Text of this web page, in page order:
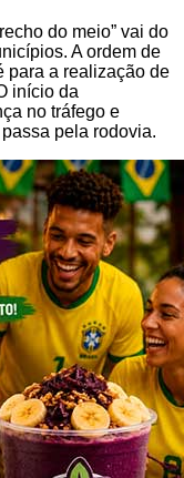
do meio” vai do
A ordem de
para a realização de
início da
no tráfego e
pela rodovia.